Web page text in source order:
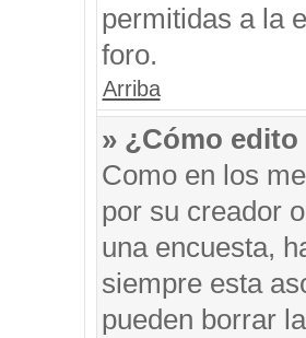
permitidas a la
foro.
Arriba
» ¿Cómo
Como en los
por su creador
una encuesta,
siempre esta
pueden borrar